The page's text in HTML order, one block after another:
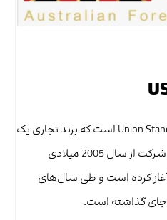
USGFX مخفف Union Standard Group Forex است که برند تجاری یک
کمپانی استرالیایی می‌باشد. این شرکت از سال 2005 میلادی
کرده است و طی سال‌های
جای گذاشته است.